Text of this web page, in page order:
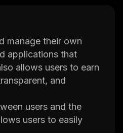
manage their own
applications that
allows users to earn
and
users and the
users to easily